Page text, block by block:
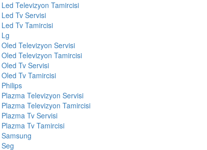
Led Televizyon Tamircisi
Led Tv Servisi
Led Tv Tamircisi
Lg
Oled Televizyon Servisi
Oled Televizyon Tamircisi
Oled Tv Servisi
Oled Tv Tamircisi
Philips
Plazma Televizyon Servisi
Plazma Televizyon Tamircisi
Plazma Tv Servisi
Plazma Tv Tamircisi
Samsung
Seg